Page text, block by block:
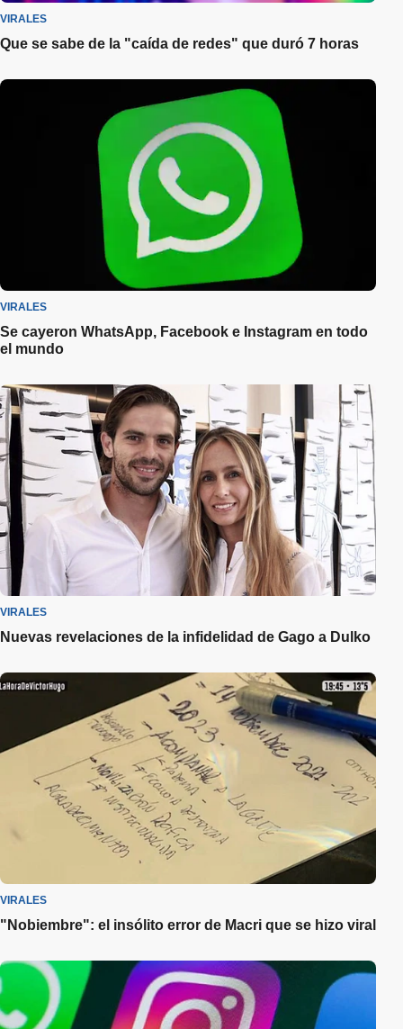
VIRALES
Que se sabe de la "caída de redes" que duró 7 horas
VIRALES
Se cayeron WhatsApp, Facebook e Instagram en todo
el mundo
VIRALES
Nuevas revelaciones de la infidelidad de Gago a Dulko
VIRALES
"Nobiembre": el insólito error de Macri que se hizo viral